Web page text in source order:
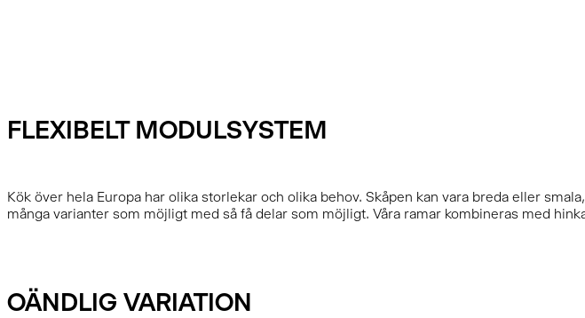
FLEXIBELT MODULSYSTEM
Kök över hela Europa har olika storlekar och olika behov. Skåpen kan vara breda eller
många varianter som möjligt med så få delar som möjligt. Våra ramar kombineras med
OÄNDLIG VARIATION